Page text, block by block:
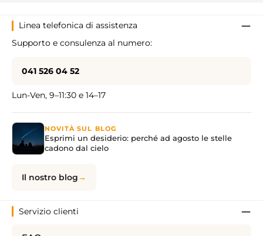
Linea telefonica di assistenza
Supporto e consulenza al numero:
041 526 04 52
Lun-Ven, 9–11:30 e 14–17
NOVITÀ SUL BLOG
Esprimi un desiderio: perché ad agosto le stelle
cadono dal cielo
Il nostro blog
Servizio clienti